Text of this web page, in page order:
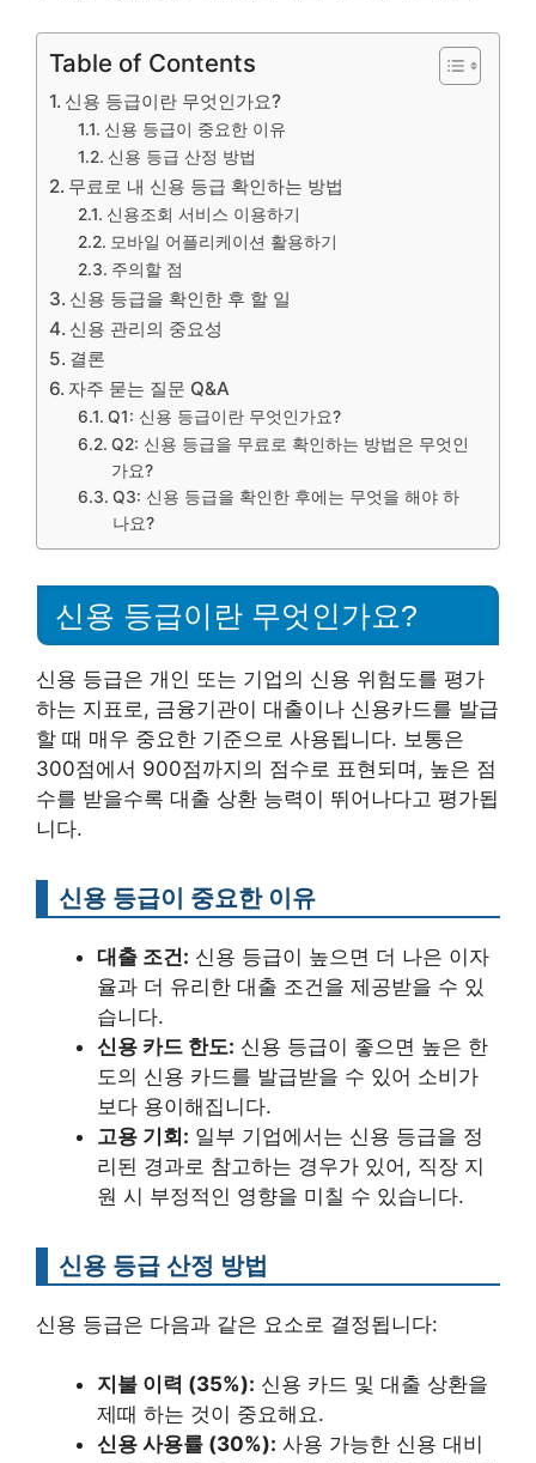
Table of Contents
신용 등급이란 무엇인가요?
신용 등급이 중요한 이유
신용 등급 산정 방법
무료로 내 신용 등급 확인하는 방법
신용조회 서비스 이용하기
모바일 어플리케이션 활용하기
주의할 점
신용 등급을 확인한 후 할 일
신용 관리의 중요성
결론
자주 묻는 질문 Q&A
Q1: 신용 등급이란 무엇인가요?
Q2: 신용 등급을 무료로 확인하는 방법은 무엇인
가요?
Q3: 신용 등급을 확인한 후에는 무엇을 해야 하
나요?
신용 등급이란 무엇인가요?
신용 등급은 개인 또는 기업의 신용 위험도를 평가
하는 지표로, 금융기관이 대출이나 신용카드를 발급
할 때 매우 중요한 기준으로 사용됩니다. 보통은
300점에서 900점까지의 점수로 표현되며, 높은 점
수를 받을수록 대출 상환 능력이 뛰어나다고 평가됩
니다.
신용 등급이 중요한 이유
대출 조건: 신용 등급이 높으면 더 나은 이자
율과 더 유리한 대출 조건을 제공받을 수 있
습니다.
신용 카드 한도: 신용 등급이 좋으면 높은 한
도의 신용 카드를 발급받을 수 있어 소비가
보다 용이해집니다.
고용 기회: 일부 기업에서는 신용 등급을 정
리된 경과로 참고하는 경우가 있어, 직장 지
원 시 부정적인 영향을 미칠 수 있습니다.
신용 등급 산정 방법
신용 등급은 다음과 같은 요소로 결정됩니다:
지불 이력 (35%): 신용 카드 및 대출 상환을
제때 하는 것이 중요해요.
신용 사용률 (30%): 사용 가능한 신용 대비